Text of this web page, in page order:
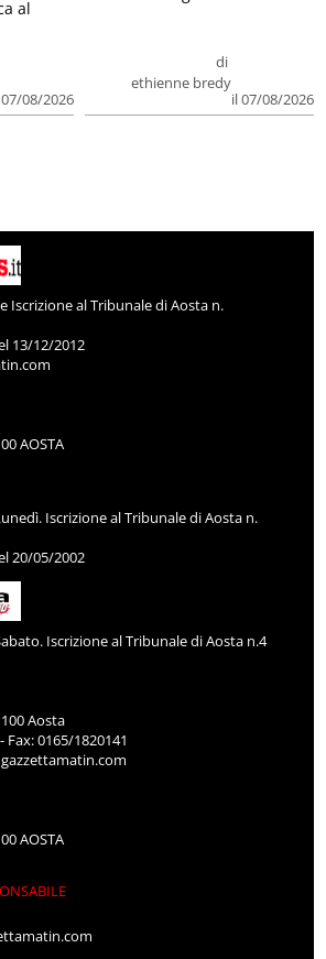
08/2026
al
di
ethienne bredy
il 07/08/2026
Iscrizione al Tribunale di Aosta n.
13/12/2012
AOSTA
Iscrizione al Tribunale di Aosta n.
20/05/2002
Iscrizione al Tribunale di Aosta n.4
Aosta
Fax: 0165/1820141
AOSTA